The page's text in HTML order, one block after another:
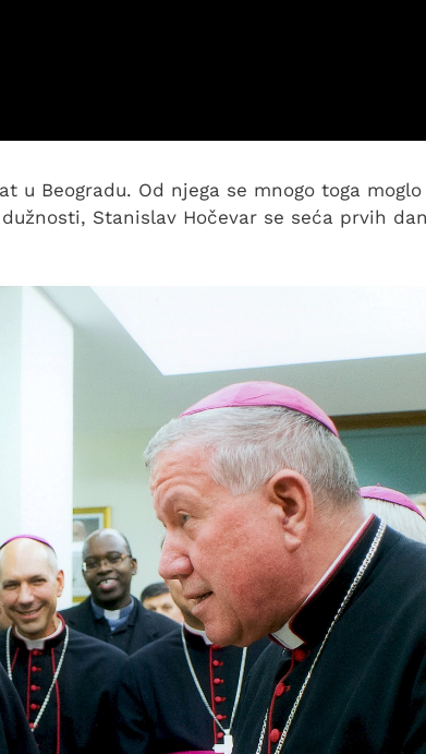
u Beogradu. Od njega se mnogo toga moglo
Stanislav Hočevar se seća prvih